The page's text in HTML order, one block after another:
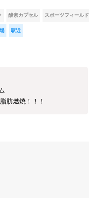
酸素カプセル スポーツフィールド
駅近
肪燃焼！！！